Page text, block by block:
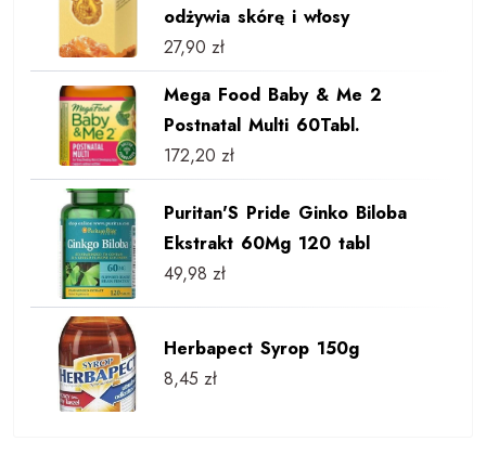
odżywia skórę i włosy
27,90 zł
Mega Food Baby & Me 2
Postnatal Multi 60Tabl.
172,20 zł
Puritan'S Pride Ginko Biloba
Ekstrakt 60Mg 120 tabl
49,98 zł
Herbapect Syrop 150g
8,45 zł